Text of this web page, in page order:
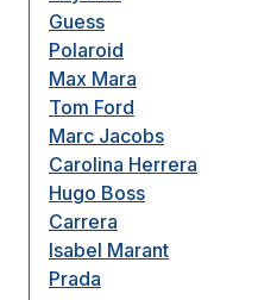
Guess
Polaroid
Max Mara
Tom Ford
Marc Jacobs
Carolina Herrera
Hugo Boss
Carrera
Isabel Marant
Prada